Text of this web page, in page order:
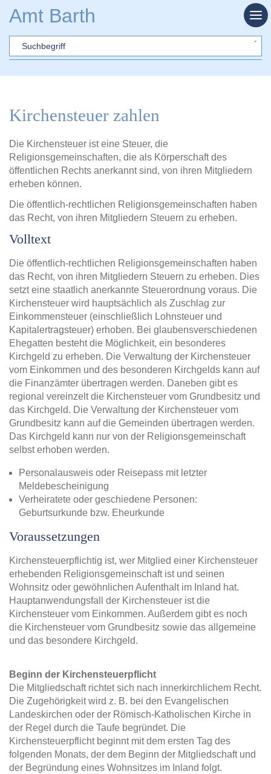
Amt Barth
Sword
Kirchensteuer zahlen
Die Kirchensteuer ist eine Steuer, die
Religionsgemeinschaften, die als Körperschaft des
öffentlichen Rechts anerkannt sind, von ihren Mitgliedern
erheben können.
Die öffentlich-rechtlichen Religionsgemeinschaften haben
das Recht, von ihren Mitgliedern Steuern zu erheben.
Volltext
Die öffentlich-rechtlichen Religionsgemeinschaften haben
das Recht, von ihren Mitgliedern Steuern zu erheben. Dies
setzt eine staatlich anerkannte Steuerordnung voraus. Die
Kirchensteuer wird hauptsächlich als Zuschlag zur
Einkommensteuer (einschließlich Lohnsteuer und
Kapitalertragsteuer) erhoben. Bei glaubensverschiedenen
Ehegatten besteht die Möglichkeit, ein besonderes
Kirchgeld zu erheben. Die Verwaltung der Kirchensteuer
vom Einkommen und des besonderen Kirchgelds kann auf
die Finanzämter übertragen werden. Daneben gibt es
regional vereinzelt die Kirchensteuer vom Grundbesitz und
das Kirchgeld. Die Verwaltung der Kirchensteuer vom
Grundbesitz kann auf die Gemeinden übertragen werden.
Das Kirchgeld kann nur von der Religionsgemeinschaft
selbst erhoben werden.
Personalausweis oder Reisepass mit letzter
Meldebescheinigung
Verheiratete oder geschiedene Personen:
Geburtsurkunde bzw. Eheurkunde
Voraussetzungen
Kirchensteuerpflichtig ist, wer Mitglied einer Kirchensteuer
erhebenden Religionsgemeinschaft ist und seinen
Wohnsitz oder gewöhnlichen Aufenthalt im Inland hat.
Hauptanwendungsfall der Kirchensteuer ist die
Kirchensteuer vom Einkommen. Außerdem gibt es noch
die Kirchensteuer vom Grundbesitz sowie das allgemeine
und das besondere Kirchgeld.
Beginn der Kirchensteuerpflicht
Die Mitgliedschaft richtet sich nach innerkirchlichem Recht.
Die Zugehörigkeit wird z. B. bei den Evangelischen
Landeskirchen oder der Römisch-Katholischen Kirche in
der Regel durch die Taufe begründet. Die
Kirchensteuerpflicht beginnt mit dem ersten Tag des
folgenden Monats, der dem Beginn der Mitgliedschaft und
der Begründung eines Wohnsitzes im Inland folgt.